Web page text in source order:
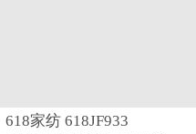
618家纺 618JF933